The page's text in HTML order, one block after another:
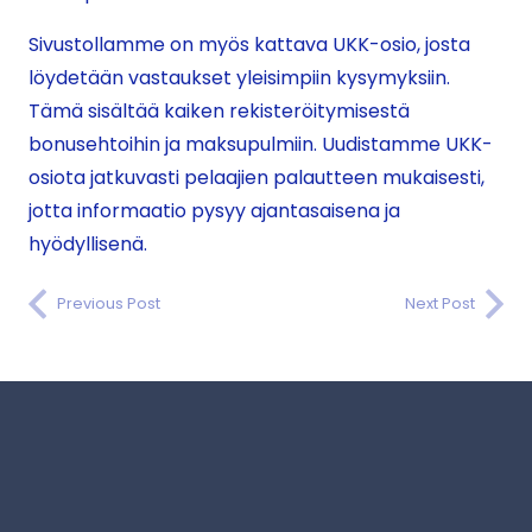
Sivustollamme on myös kattava UKK-osio, josta
löydetään vastaukset yleisimpiin kysymyksiin.
Tämä sisältää kaiken rekisteröitymisestä
bonusehtoihin ja maksupulmiin. Uudistamme UKK-
osiota jatkuvasti pelaajien palautteen mukaisesti,
jotta informaatio pysyy ajantasaisena ja
hyödyllisenä.
Previous Post Next Post